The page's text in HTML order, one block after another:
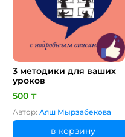
3 методики для ваших
уроков
500 ₸
Автор: Аяш Мырзабекова
в корзину